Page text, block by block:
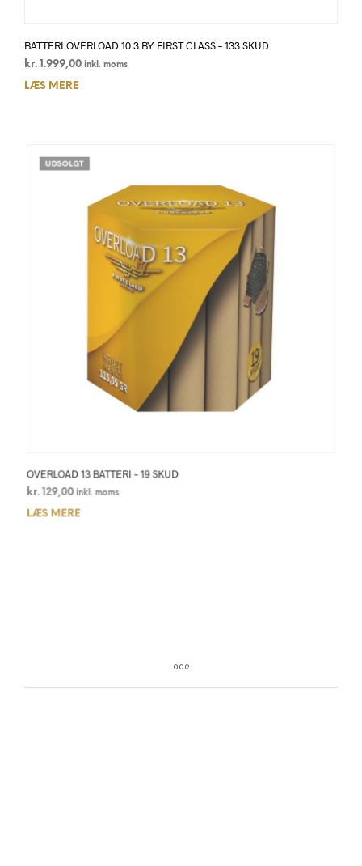
BATTERI OVERLOAD 10.3 BY FIRST CLASS – 133 SKUD
kr. 1.999,00 inkl. moms
LÆS MERE
UDSOLGT
OVERLOAD 13 BATTERI – 19 SKUD
kr.129,00 inkl. moms
LÆS MERE